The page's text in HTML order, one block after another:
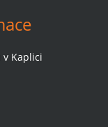
Kaplici